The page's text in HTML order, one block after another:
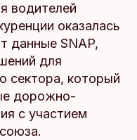
водителей
оказалась
данные SNAP,
для
сектора, который
дорожно-
с участием